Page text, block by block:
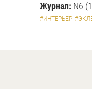
Журнал: N6
#ИНТЕРЬЕР